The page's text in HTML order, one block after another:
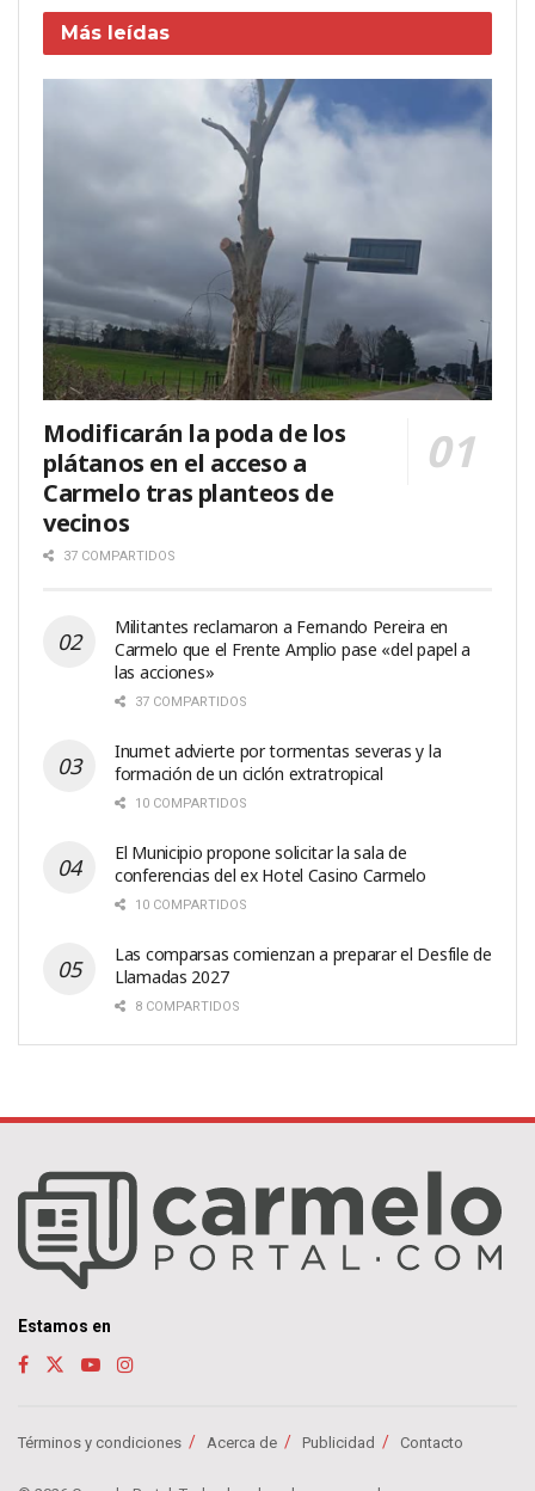
Más leídas
Modificarán la poda de los
plátanos en el acceso a
Carmelo tras planteos de
vecinos
37 COMPARTIDOS
Militantes reclamaron a Fernando Pereira en
Carmelo que el Frente Amplio pase «del papel a
las acciones»
37 COMPARTIDOS
Inumet advierte por tormentas severas y la
formación de un ciclón extratropical
10 COMPARTIDOS
El Municipio propone solicitar la sala de
conferencias del ex Hotel Casino Carmelo
10 COMPARTIDOS
Las comparsas comienzan a preparar el Desfile de
Llamadas 2027
8 COMPARTIDOS
Estamos en
Términos y condiciones Acerca de Publicidad Contacto